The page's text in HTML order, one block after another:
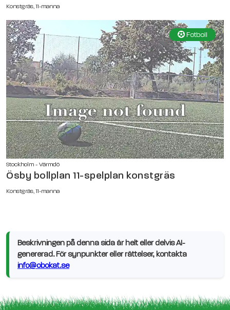
Konstgräs, 11-manna
Fotboll
Stockholm - Värmdö
Ösby bollplan 11-spelplan konstgräs
Konstgräs, 11-manna
Beskrivningen på denna sida är helt eller delvis AI-
genererad. För synpunkter eller rättelser, kontakta
info@obokat.se